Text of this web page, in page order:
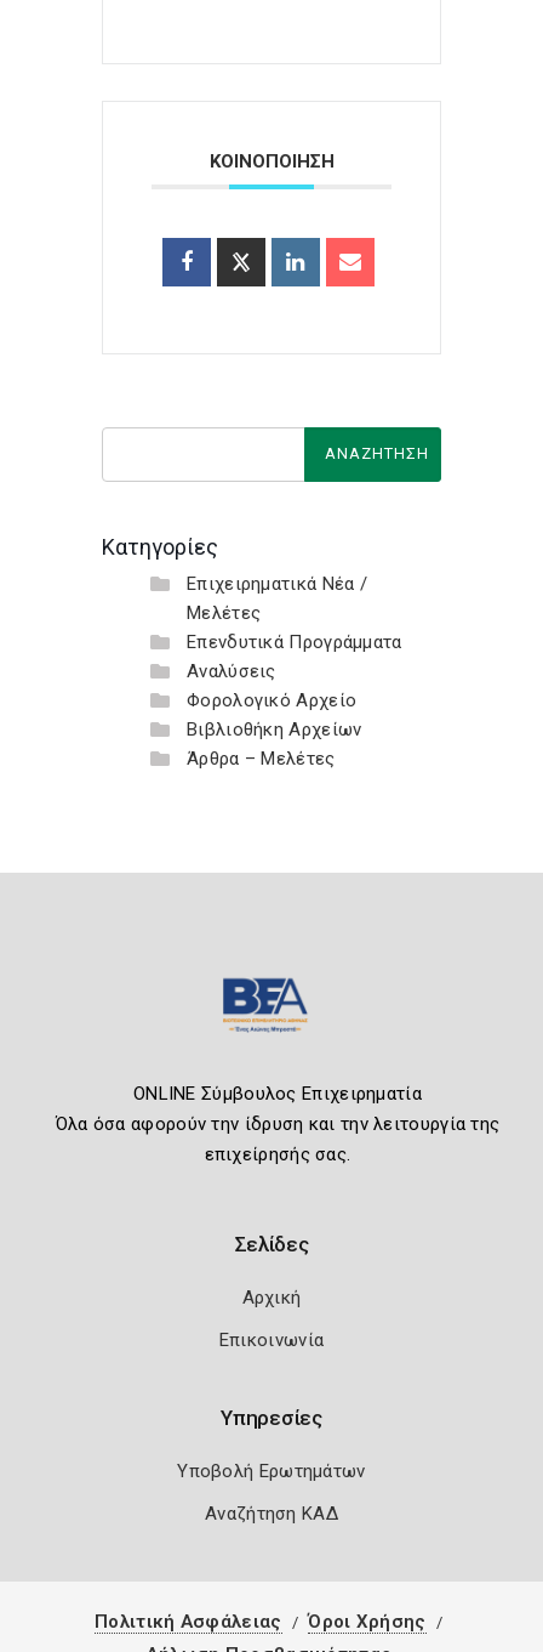
ΚΟΙΝΟΠΟΙΗΣΗ
Κατηγορίες
Επιχειρηματικά Νέα /
Μελέτες
Επενδυτικά Προγράμματα
Αναλύσεις
Φορολογικό Αρχείο
Βιβλιοθήκη Αρχείων
Άρθρα – Μελέτες
ONLINE Σύμβουλος Επιχειρηματία
Όλα όσα αφορούν την ίδρυση και την λειτουργία της
επιχείρησής σας.
Σελίδες
Αρχική
Επικοινωνία
Υπηρεσίες
Υποβολή Ερωτημάτων
Αναζήτηση ΚΑΔ
Πολιτική Ασφάλειας
Όροι Χρήσης